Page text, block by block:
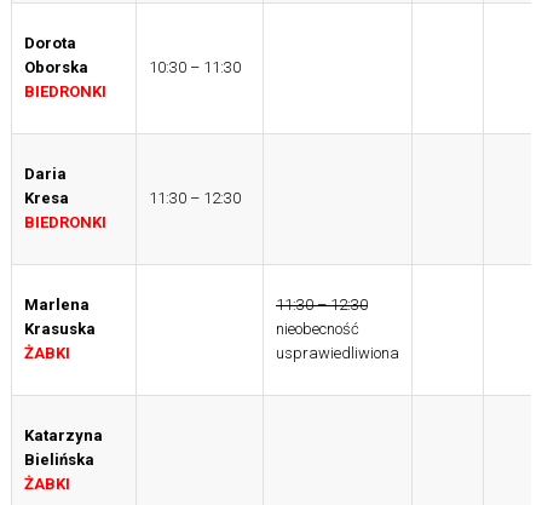
Dorota
Oborska
BIEDRONKI
10:30 – 11:30
Daria
Kresa
BIEDRONKI
11:30 – 12:30
Marlena
Krasuska
ŻABKI
11:30 – 12:30
nieobecność
usprawiedliwiona
Katarzyna
Bielińska
ŻABKI